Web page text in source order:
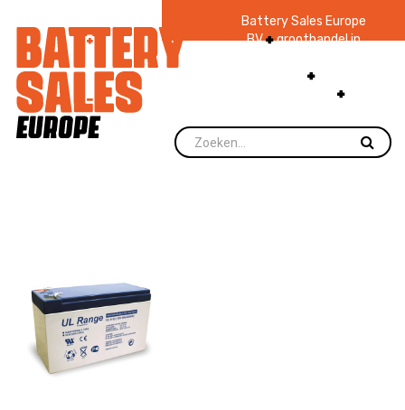
Battery Sales Europe
BV groothandel in
zaklampen Ruim 48
jaar ervaring
voorraad.